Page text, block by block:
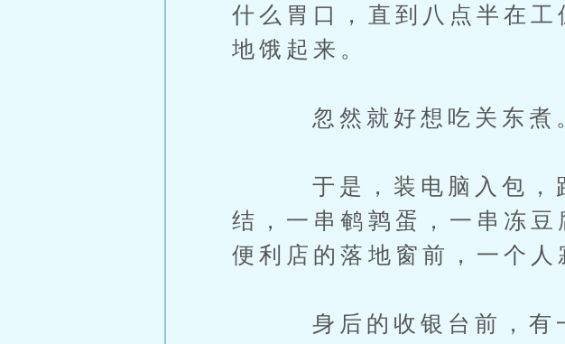
什么胃口，直到八点半在
地饿起来。
忽然就好想吃关东煮
于是，装电脑入包，跑
结，一串鹌鹑蛋，一串冻
便利店的落地窗前，一个人
身后的收银台前，有一